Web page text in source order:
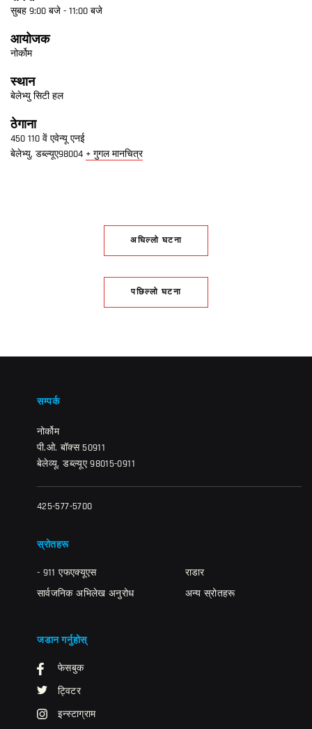
सुबह 9:00 बजे - 11:00 बजे
आयोजक
नोर्कोम
स्थान
बेलेभ्यु सिटी हल
ठेगाना
450 110 वें एवेन्यू एनई
बेलेभ्यु, डब्ल्यूए98004 + गुगल मानचित्र
अघिल्लो घटना
पछिल्लो घटना
सम्पर्क
नोर्कोम
पी.ओ. बॉक्स 50911
बेलेव्यू, डब्ल्यूए 98015-0911
425-577-5700
स्रोतहरू
- 911 एफएक्यूएस
सार्वजनिक अभिलेख अनुरोध
राडार
अन्य स्रोतहरू
जडान गर्नुहोस्
फेसबुक
ट्विटर
इन्स्टाग्राम